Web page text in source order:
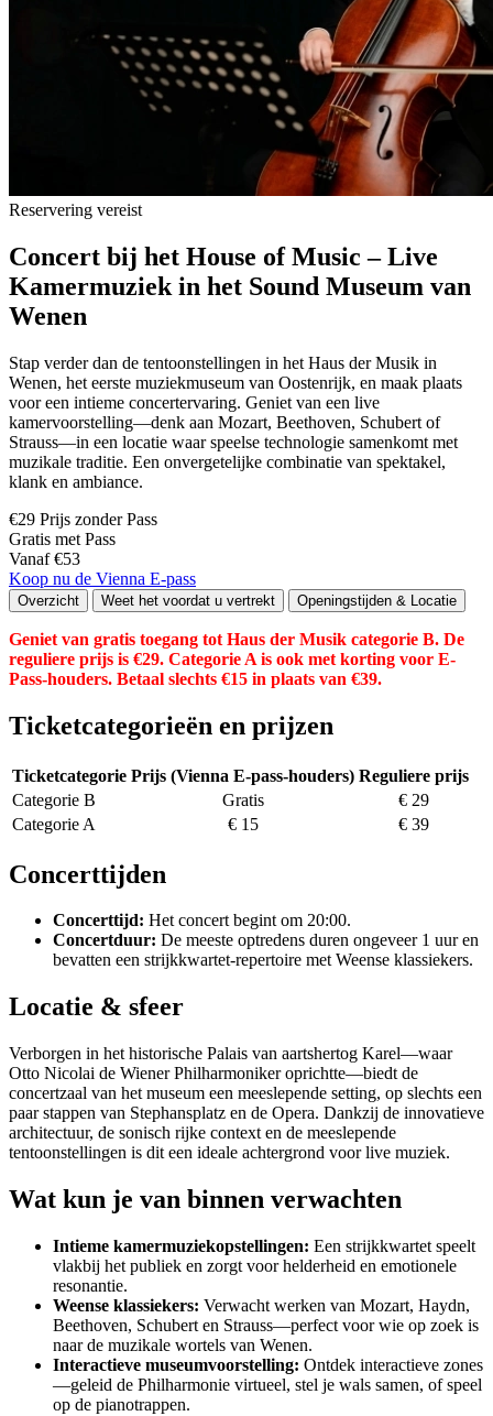
Reservering vereist
Concert bij het House of Music – Live
Kamermuziek in het Sound Museum van
Wenen
Stap verder dan de tentoonstellingen in het Haus der Musik in
Wenen, het eerste muziekmuseum van Oostenrijk, en maak plaats
voor een intieme concertervaring. Geniet van een live
kamervoorstelling—denk aan Mozart, Beethoven, Schubert of
Strauss—in een locatie waar speelse technologie samenkomt met
muzikale traditie. Een onvergetelijke combinatie van spektakel,
klank en ambiance.
€29 Prijs zonder Pass
Gratis met Pass
Vanaf €53
Koop nu de Vienna E-pass
Overzicht Weet het voordat u vertrekt Openingstijden & Locatie
Geniet van gratis toegang tot Haus der Musik categorie B. De
reguliere prijs is €29. Categorie A is ook met korting voor E-
Pass-houders. Betaal slechts €15 in plaats van €39.
Ticketcategorieën en prijzen
Ticketcategorie Prijs (Vienna E-pass-houders) Reguliere prijs
Categorie B
Gratis
€ 29
Categorie A
€ 15 € 39
Concerttijden
Concerttijd: Het concert begint om 20:00.
Concertduur: De meeste optredens duren ongeveer 1 uur en
bevatten een strijkkwartet-repertoire met Weense klassiekers.
Locatie & sfeer
Verborgen in het historische Palais van aartshertog Karel—waar
Otto Nicolai de Wiener Philharmoniker oprichtte—biedt de
concertzaal van het museum een meeslepende setting, op slechts een
paar stappen van Stephansplatz en de Opera. Dankzij de innovatieve
architectuur, de sonisch rijke context en de meeslepende
tentoonstellingen is dit een ideale achtergrond voor live muziek.
Wat kun je van binnen verwachten
Intieme kamermuziekopstellingen: Een strijkkwartet speelt
vlakbij het publiek en zorgt voor helderheid en emotionele
resonantie.
Weense klassiekers: Verwacht werken van Mozart, Haydn,
Beethoven, Schubert en Strauss—perfect voor wie op zoek is
naar de muzikale wortels van Wenen.
Interactieve museumvoorstelling: Ontdek interactieve zones
—geleid de Philharmonie virtueel, stel je wals samen, of speel
op de pianotrappen.